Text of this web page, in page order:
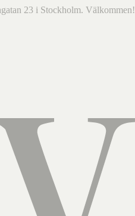
23 i Stockholm. Välkommen!